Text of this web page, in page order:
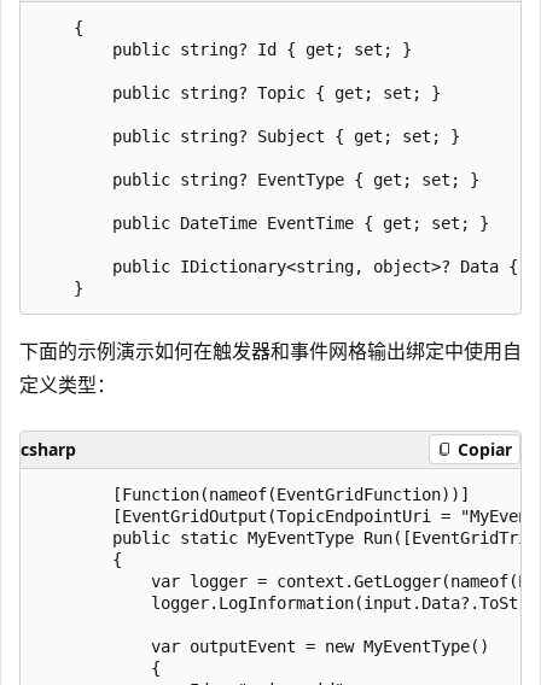
    {
        public string? Id { get; set; }
        public string? Topic { get; set; }
        public string? Subject { get; set; }
        public string? EventType { get; set; }
        public DateTime EventTime { get; set; }
public IDictionary<string, object>? Data {
下面的示例演示如何在触发器和事件网格输出绑定中使用自
定义类型：
csharp Copiar
        [Function(nameof(EventGridFunction))]
[EventGridOutput(TopicEndpointUri =
public static MyEventType
        {
var logger =
            var outputEvent = new MyEventType()
            {